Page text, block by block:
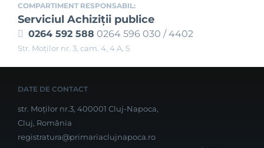
COMPARTIMENT RESPONSABIL:
Serviciul Achiziţii publice
0264 592 588 0264 596 030 / 4402
Str. Moţilor nr. 3, cam. 4, 4 A, 5
DATE DE CONTACT
str. Moților nr.3, 400001 Cluj-Napoca,
Cluj, România
registratura@primariaclujnapoca.ro